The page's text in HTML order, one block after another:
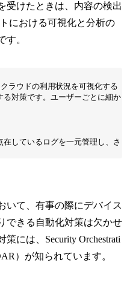
受けたときは、内容の検出
における可視化と分析の
す。
ラウドの利用状況を可視化する
対策です。ユーザーごとに細か
しているログを一元管理し、さ
いて、有事の際にデバイス
できる自動化対策は欠かせ
には、Security Orchestrati
）が知られています。